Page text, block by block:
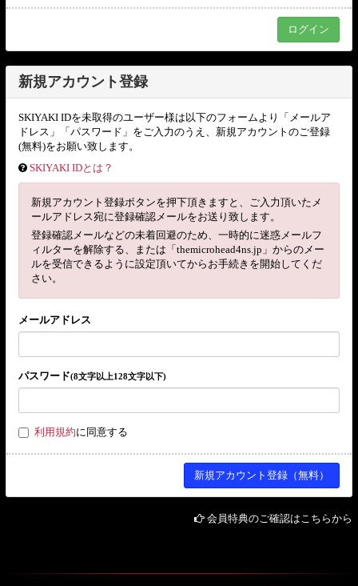
新規アカウント登録
SKIYAKI IDを未取得のユーザー様は以下のフォームより「メールア
ドレス」「パスワード」をご入力のうえ、新規アカウントのご登録
(無料)をお願い致します。
SKIYAKI IDとは？
新規アカウント登録ボタンを押下頂きますと、ご入力頂いたメ
ールアドレス宛に登録確認メールをお送り致します。
登録確認メールなどの未着回避のため、一時的に迷惑メールフ
ィルターを解除する、または「themicrohead4ns.jp」からのメー
ルを受信できるように設定頂いてからお手続きを開始してくだ
さい。
メールアドレス
パスワード(8文字以上128文字以下)
利用規約に同意する
会員特典のご確認はこちらから